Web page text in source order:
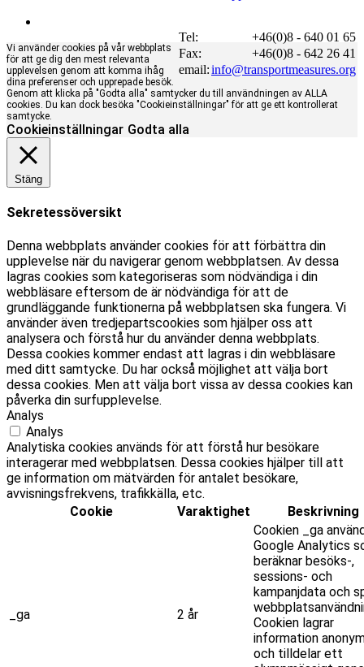
Tel:
+46(0)8 - 640 01 65
Fax:
+46(0)8 - 642 26 41
email:info@transportmeasures.org
Vi använder cookies på vår webbplats
för att ge dig den mest relevanta
upplevelsen genom att komma ihåg
dina preferenser och upprepade besök.
Genom att klicka på "Godta alla" samtycker du till användningen av ALLA
cookies. Du kan dock besöka "Cookieinställningar" för att ge ett kontrollerat
samtycke.
Cookieinställningar Godta alla
Stäng
Sekretessöversikt
Denna webbplats använder cookies för att förbättra din
upplevelse när du navigerar genom webbplatsen. Av dessa
lagras cookies som kategoriseras som nödvändiga i din
webbläsare eftersom de är nödvändiga för att de
grundläggande funktionerna på webbplatsen ska fungera. Vi
använder även tredjepartscookies som hjälper oss att
analysera och förstå hur du använder denna webbplats.
Dessa cookies kommer endast att lagras i din webbläsare
med ditt samtycke. Du har också möjlighet att välja bort
dessa cookies. Men att välja bort vissa av dessa cookies kan
påverka din surfupplevelse.
Analys
Analys
Analytiska cookies används för att förstå hur besökare
interagerar med webbplatsen. Dessa cookies hjälper till att
ge information om mätvärden för antalet besökare,
avvisningsfrekvens, trafikkälla, etc.
Cookie
Varaktighet Beskrivning
_ga 2 år
Cookien _ga
Google Analytics
beräknar besöks-,
sessions- och
kampanjdata och
Cookien lagrar
information
och tilldelar ett